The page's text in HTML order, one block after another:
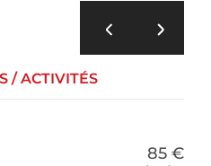
/ ACTIVITÉS
85 €